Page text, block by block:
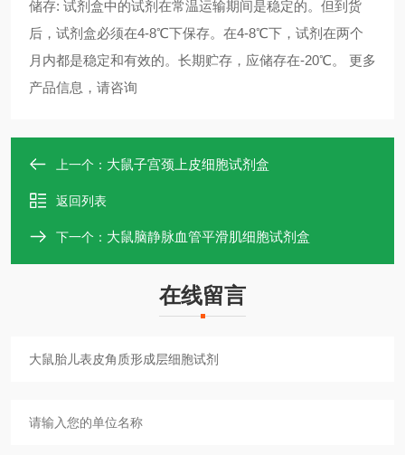
储存: 试剂盒中的试剂在常温运输期间是稳定的。但到货
后，试剂盒必须在4-8℃下保存。在4-8℃下，试剂在两个
月内都是稳定和有效的。长期贮存，应储存在-20℃。 更多
产品信息，请咨询 ​​​​​​​​​​​​​​
上一个： 大鼠子宫颈上皮细胞试剂盒
返回列表
下一个： 大鼠脑静脉血管平滑肌细胞试剂盒
在线留言